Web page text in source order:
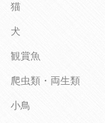
猫
犬
観賞魚
爬虫類・両生類
小鳥